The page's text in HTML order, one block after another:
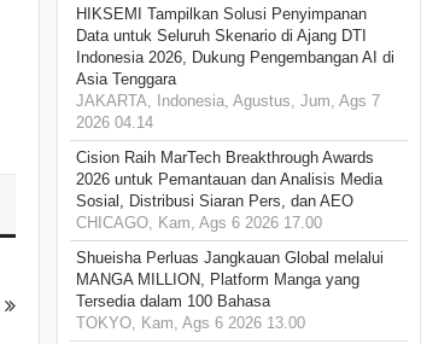
HIKSEMI Tampilkan Solusi Penyimpanan
Data untuk Seluruh Skenario di Ajang DTI
Indonesia 2026, Dukung Pengembangan AI di
Asia Tenggara
JAKARTA, Indonesia, Agustus, Jum, Ags 7
2026 04.14
Cision Raih MarTech Breakthrough Awards
2026 untuk Pemantauan dan Analisis Media
Sosial, Distribusi Siaran Pers, dan AEO
CHICAGO, Kam, Ags 6 2026 17.00
Shueisha Perluas Jangkauan Global melalui
MANGA MILLION, Platform Manga yang
Tersedia dalam 100 Bahasa
TOKYO, Kam, Ags 6 2026 13.00